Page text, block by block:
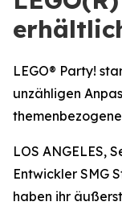
LEGO® Party!
unzähligen
LOS ANGELES,
Entwickler SMG
haben ihr